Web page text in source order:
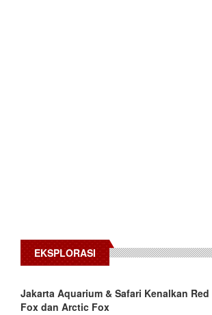
EKSPLORASI
Jakarta Aquarium & Safari Kenalkan Red
Fox dan Arctic Fox